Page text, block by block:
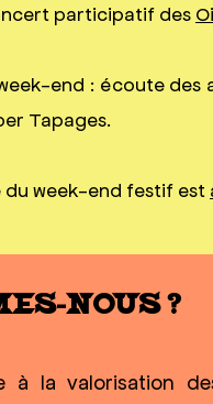
participatif des
end : écoute des
Tapages.
week-end festif est
NOUS ?
à la valorisation